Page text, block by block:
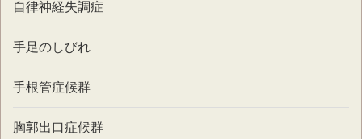
自律神経失調症
手足のしびれ
手根管症候群
胸郭出口症候群